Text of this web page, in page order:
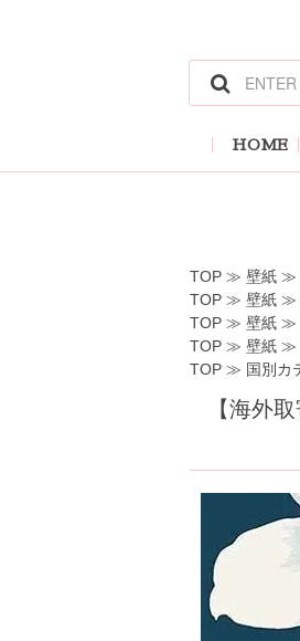
HOME
ホーム
ホーム
>壁紙
TOP ≫ 壁紙 ≫
TOP ≫ 壁紙 ≫
TOP ≫ 壁紙 ≫
TOP ≫ 壁紙 ≫
TOP ≫ 国別カ
【海外